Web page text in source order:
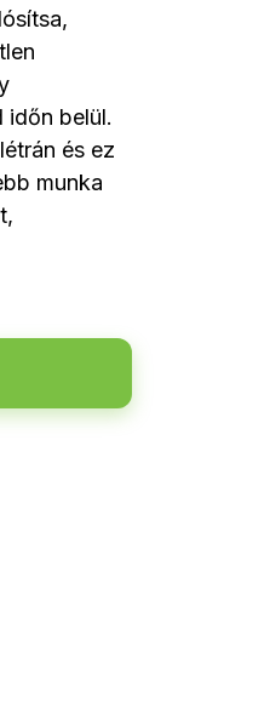
időn belül.
és ez
munka